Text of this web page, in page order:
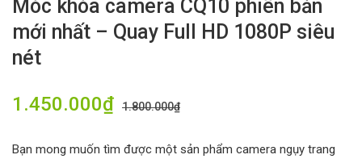
Móc khóa camera CQ10 phiên bản
mới nhất – Quay Full HD 1080P siêu
nét
1.800.000₫
1.450.000₫
Bạn mong muốn tìm được một sản phẩm camera ngụy trang